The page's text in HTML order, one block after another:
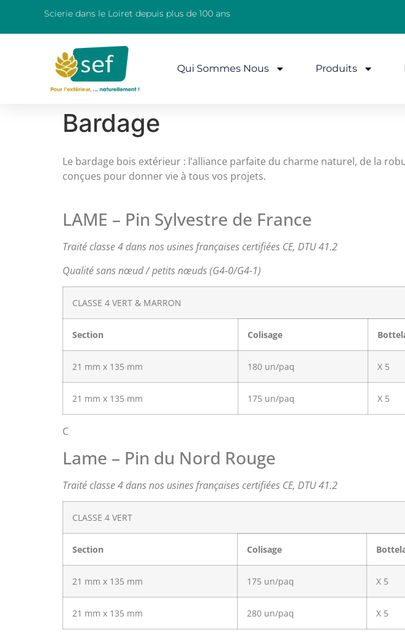
Scierie dans le Loiret depuis plus de 100 ans
Qui Sommes Nous Produits
Bardage
Le bardage bois extérieur : l’alliance parfaite du charme naturel, de la
conçues pour donner vie à tous vos projets.
LAME – Pin Sylvestre de France
Traité classe 4 dans nos usines françaises certifiées CE, DTU 41.2
Qualité sans nœud / petits nœuds (G4-0/G4-1)
CLASSE 4 VERT & MARRON
Section Colisage
21 mm x 135 mm 180 un/paq X 5
21 mm x 135 mm 175 un/paq X 5
C
Lame – Pin du Nord Rouge
Traité classe 4 dans nos usines françaises certifiées CE, DTU 41.2
CLASSE 4 VERT
Section Colisage
21 mm x 135 mm 175 un/paq X 5
21 mm x 135 mm 280 un/paq X 5